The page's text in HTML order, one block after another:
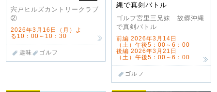
宍戸ヒルズカントリークラブ
②
2026年3月16日（月）よ
る10：00～10：30
趣味 ゴルフ
縄で真剣バトル
ゴルフ宮里三兄妹 故郷沖縄
で真剣バトル
前編 2026年3月14日
（土）午後5：00～6：00
後編 2026年3月21日
（土）午後5：00～6：00
ゴルフ